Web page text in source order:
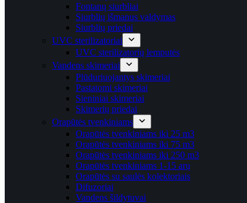
Fontanų siurbliai
Siurblių išmanus valdymas
Siurblių priedai
UVC sterilizatoriai
UVC sterilizatorių lemputės
Vandens skimeriai
Plūduriuojantys skimeriai
Pastatomi skimeriai
Sieniniai skimeriai
Skimerių priedai
Orapūtės tvenkiniams
Orapūtės tvenkiniams iki 25 m3
Orapūtės tvenkiniams iki 75 m3
Orapūtės tvenkiniams iki 250 m3
Orapūtės tvenkiniams 1-15 arų
Orapūtės su saulės kolektoriais
Difuzoriai
Vandens šildytuvai